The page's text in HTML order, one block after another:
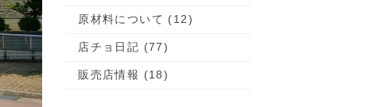
原材料について (12)
店チョ日記 (77)
販売店情報 (18)